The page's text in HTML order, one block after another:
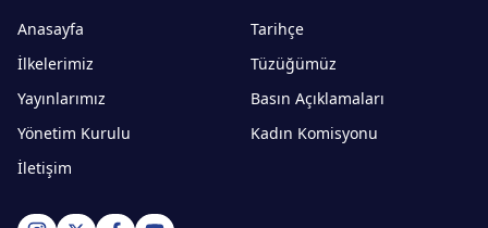
Anasayfa
Tarihçe
İlkelerimiz
Tüzüğümüz
Yayınlarımız
Basın Açıklamaları
Yönetim Kurulu
Kadın Komisyonu
İletişim